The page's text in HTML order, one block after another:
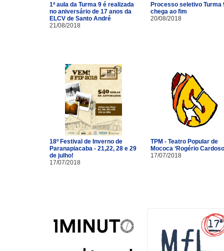
1ª aula da Turma 9 é realizada
no aniversário de 17 anos da
ELCV de Santo André
21/08/2018
Processo seletivo Turma
chega ao fim
20/08/2018
18º Festival de Inverno de
Paranapiacaba - 21,22, 28 e 29
de julho!
17/07/2018
TPM - Teatro Popular de
Mococa ‘Rogério
17/07/2018